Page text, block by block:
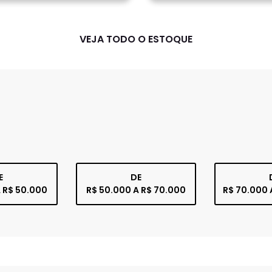
VEJA TODO O ESTOQUE
R$ 50.000
DE
R$ 50.000 A R$ 70.000
R$ 70.000